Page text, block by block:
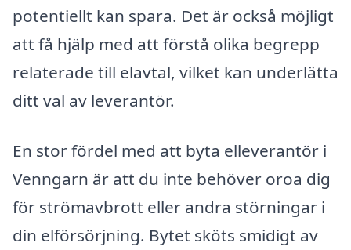
potentiellt kan spara. Det är också möjligt
att få hjälp med att förstå olika begrepp
relaterade till elavtal, vilket kan underlätta
ditt val av leverantör.
En stor fördel med att byta elleverantör i
Venngarn är att du inte behöver oroa dig
för strömavbrott eller andra störningar i
din elförsörjning. Bytet sköts smidigt av